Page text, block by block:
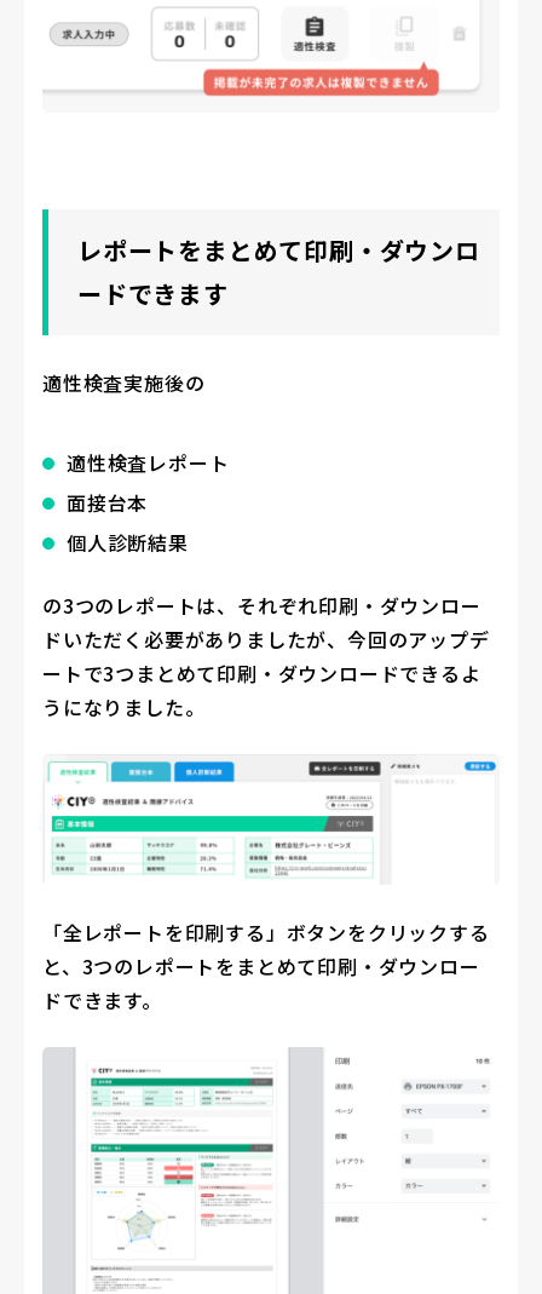
レポートをまとめて印刷・ダウンロ
ードできます
適性検査実施後の
適性検査レポート
面接台本
個人診断結果
の3つのレポートは、それぞれ印刷・ダウンロー
ドいただく必要がありましたが、今回のアップデ
ートで3つまとめて印刷・ダウンロードできるよ
うになりました。
「全レポートを印刷する」ボタンをクリックする
と、3つのレポートをまとめて印刷・ダウンロー
ドできます。